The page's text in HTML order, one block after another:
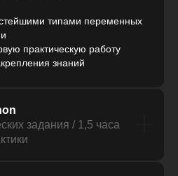
типами переменных
практическую работу
знаний
задания / 1,5 часа